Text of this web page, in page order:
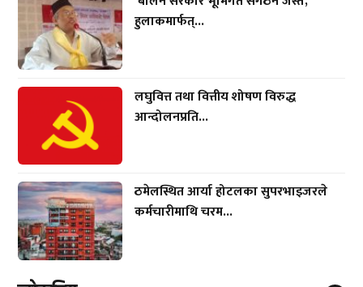
हुलाकमार्फत्...
लघुवित्त तथा वित्तीय शोषण विरुद्ध
आन्दोलनप्रति...
ठमेलस्थित आर्या होटलका सुपरभाइजरले
कर्मचारीमाथि चरम...